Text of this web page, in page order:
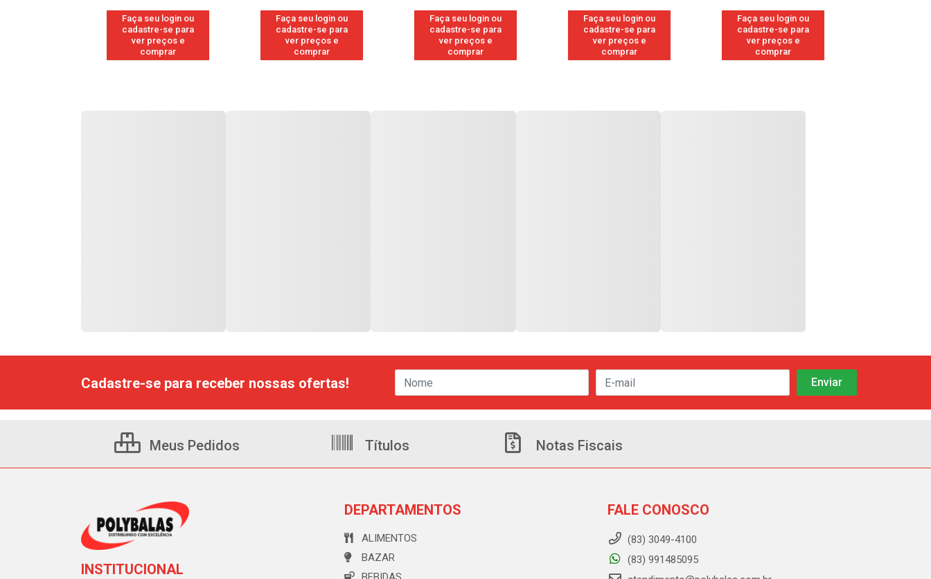
Faça seu login ou
cadastre-se para
ver preços e
comprar
Faça seu login ou
cadastre-se para
ver preços e
comprar
Faça seu login ou
cadastre-se para
ver preços e
comprar
Faça seu login ou
cadastre-se para
ver preços e
comprar
Faça seu login ou
cadastre-se para
ver preços e
comprar
Cadastre-se para receber nossas ofertas!
Meus Pedidos Títulos Notas Fiscais
INSTITUCIONAL
DEPARTAMENTOS
ALIMENTOS
BAZAR
FALE CONOSCO
(83) 3049-4100
(83) 991485095